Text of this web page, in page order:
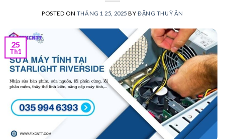
POSTED ON THÁNG 1 25, 2025 BYĐẶNG THUỲ ÂN
25
Th1